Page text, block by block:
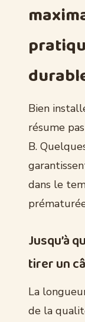
Bien
résume
B.
dans le
Jusqu’à
tirer un
La
de la